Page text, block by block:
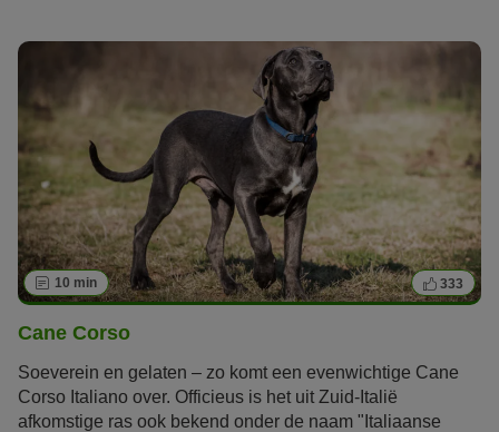
beweging en houdt zijn baasjes flink in beweging.
10 min 333
Cane Corso
Soeverein en gelaten – zo komt een evenwichtige Cane
Corso Italiano over. Officieus is het uit Zuid-Italië
afkomstige ras ook bekend onder de naam "Italiaanse